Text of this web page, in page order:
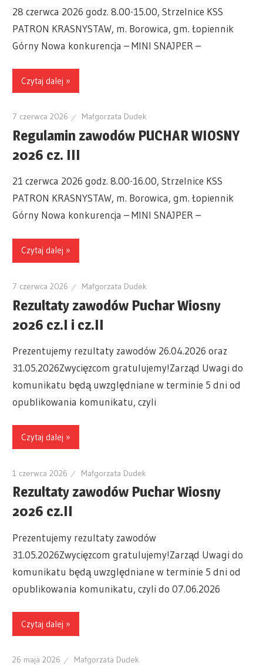
28 czerwca 2026 godz. 8.00-15.00, Strzelnice KSS
PATRON KRASNYSTAW, m. Borowica, gm. Łopiennik
Górny Nowa konkurencja – MINI SNAJPER –
Czytaj dalej »
7 czerwca 2026 Małgorzata Dudek
Regulamin zawodów PUCHAR WIOSNY
2026 cz. III
21 czerwca 2026 godz. 8.00-16.00, Strzelnice KSS
PATRON KRASNYSTAW, m. Borowica, gm. Łopiennik
Górny Nowa konkurencja – MINI SNAJPER –
Czytaj dalej »
7 czerwca 2026 Małgorzata Dudek
Rezultaty zawodów Puchar Wiosny
2026 cz.I i cz.II
Prezentujemy rezultaty zawodów 26.04.2026 oraz
31.05.2026Zwycięzcom gratulujemy!Zarząd Uwagi do
komunikatu będą uwzględniane w terminie 5 dni od
opublikowania komunikatu, czyli
Czytaj dalej »
1 czerwca 2026 Małgorzata Dudek
Rezultaty zawodów Puchar Wiosny
2026 cz.II
Prezentujemy rezultaty zawodów
31.05.2026Zwycięzcom gratulujemy!Zarząd Uwagi do
komunikatu będą uwzględniane w terminie 5 dni od
opublikowania komunikatu, czyli do 07.06.2026
Czytaj dalej »
26 maja 2026 Małgorzata Dudek